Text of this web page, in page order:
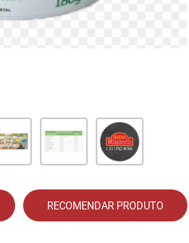
RECOMENDAR PRODUTO